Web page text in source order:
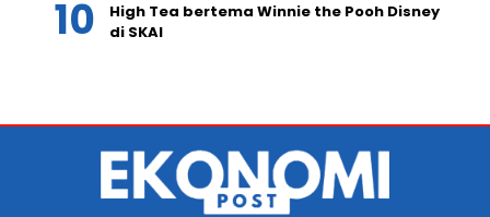
High Tea bertema Winnie the Pooh Disney
di SKAI